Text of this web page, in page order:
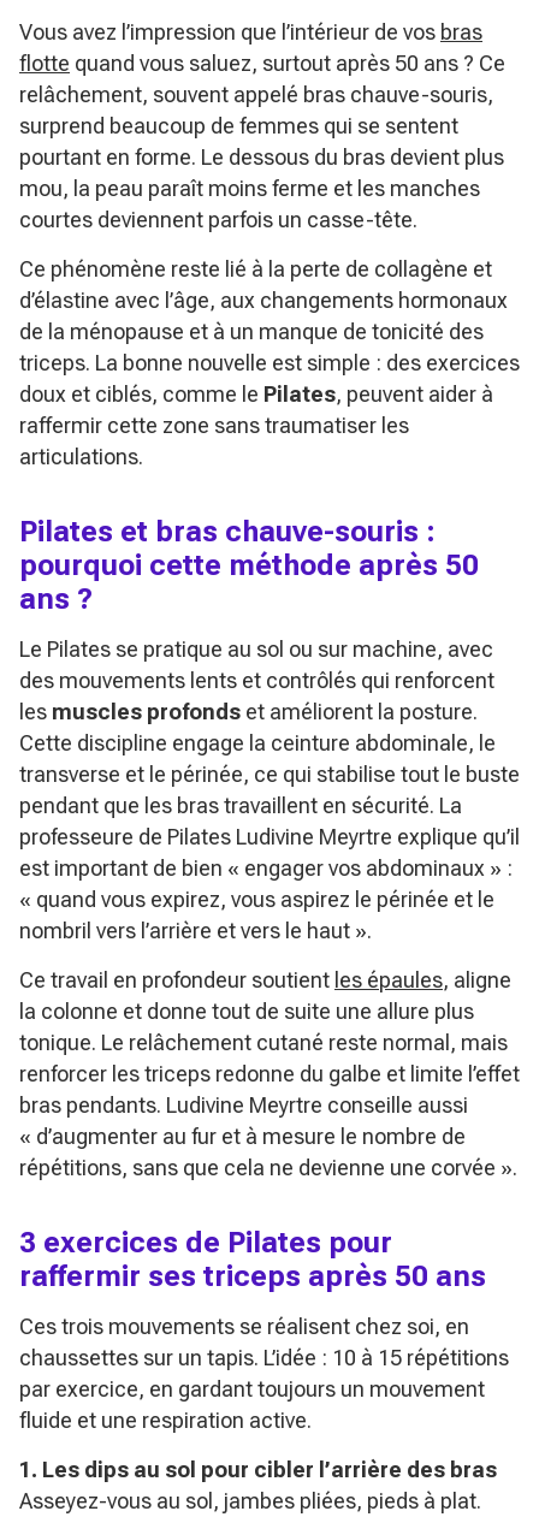
Vous avez l’impression que l’intérieur de vos bras
flotte quand vous saluez, surtout après 50 ans ? Ce
relâchement, souvent appelé bras chauve-souris,
surprend beaucoup de femmes qui se sentent
pourtant en forme. Le dessous du bras devient plus
mou, la peau paraît moins ferme et les manches
courtes deviennent parfois un casse-tête.
Ce phénomène reste lié à la perte de collagène et
d’élastine avec l’âge, aux changements hormonaux
de la ménopause et à un manque de tonicité des
triceps. La bonne nouvelle est simple : des exercices
doux et ciblés, comme le Pilates, peuvent aider à
raffermir cette zone sans traumatiser les
articulations.
Pilates et bras chauve-souris :
pourquoi cette méthode après 50
ans ?
Le Pilates se pratique au sol ou sur machine, avec
des mouvements lents et contrôlés qui renforcent
les muscles profonds et améliorent la posture.
Cette discipline engage la ceinture abdominale, le
transverse et le périnée, ce qui stabilise tout le buste
pendant que les bras travaillent en sécurité. La
professeure de Pilates Ludivine Meyrtre explique qu’il
est important de bien « engager vos abdominaux » :
« quand vous expirez, vous aspirez le périnée et le
nombril vers l’arrière et vers le haut ».
Ce travail en profondeur soutient les épaules, aligne
la colonne et donne tout de suite une allure plus
tonique. Le relâchement cutané reste normal, mais
renforcer les triceps redonne du galbe et limite l’effet
bras pendants. Ludivine Meyrtre conseille aussi
« d’augmenter au fur et à mesure le nombre de
répétitions, sans que cela ne devienne une corvée ».
3 exercices de Pilates pour
raffermir ses triceps après 50 ans
Ces trois mouvements se réalisent chez soi, en
chaussettes sur un tapis. L’idée : 10 à 15 répétitions
par exercice, en gardant toujours un mouvement
fluide et une respiration active.
1. Les dips au sol pour cibler l’arrière des bras
Asseyez-vous au sol, jambes pliées, pieds à plat.